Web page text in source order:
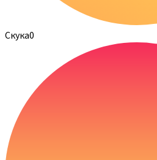
Скука0